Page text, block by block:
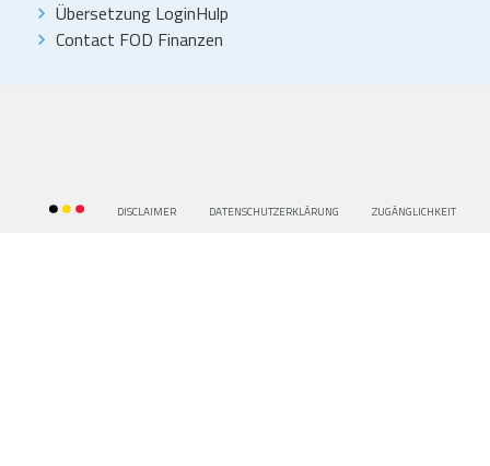
Übersetzung LoginHulp
Contact FOD Finanzen
DISCLAIMER DATENSCHUTZERKLÂRUNG ZUGÂNGLICHKEIT